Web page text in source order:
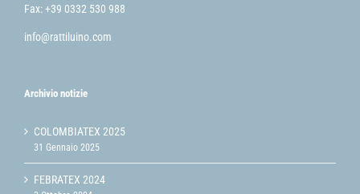
Fax: +39 0332 530 988
info@rattiluino.com
Archivio notizie
COLOMBIATEX 2025
31 Gennaio 2025
FEBRATEX 2024